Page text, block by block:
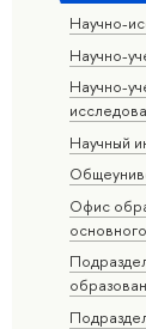
Научно-
Научно-
Научно-
Научный
Офис